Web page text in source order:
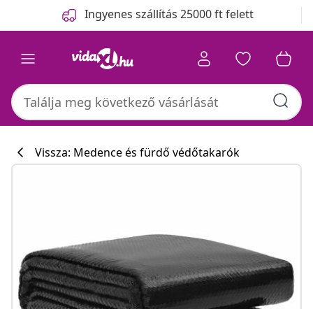
Ingyenes szállítás 25000 ft felett
Vissza: Medence és fürdő védőtakarók